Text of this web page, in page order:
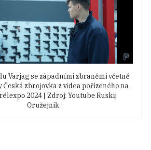
Varjag se západními zbraněmi včetně
zbrojovka z videa pořízeného na
2024 | Zdroj: Youtube Ruskij
Oružejnik